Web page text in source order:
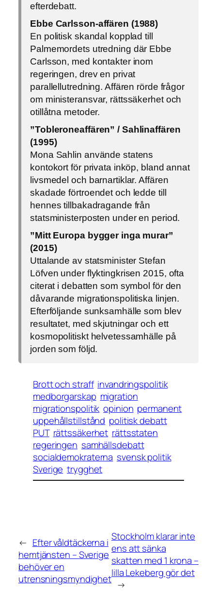
efterdebatt.
Ebbe Carlsson-affären (1988)
En politisk skandal kopplad till
Palmemordets utredning där Ebbe
Carlsson, med kontakter inom
regeringen, drev en privat
parallellutredning. Affären rörde frågor
om ministeransvar, rättssäkerhet och
otillåtna metoder.
”Tobleroneaffären” / Sahlinaffären
(1995)
Mona Sahlin använde statens
kontokort för privata inköp, bland annat
livsmedel och barnartiklar. Affären
skadade förtroendet och ledde till
hennes tillbakadragande från
statsministerposten under en period.
”Mitt Europa bygger inga murar”
(2015)
Uttalande av statsminister Stefan
Löfven under flyktingkrisen 2015, ofta
citerat i debatten som symbol för den
dåvarande migrationspolitiska linjen.
Efterföljande sunk­samhälle som blev
resultatet, med skjutningar och ett
kosmopolitiskt helvetessamhälle på
jorden som följd.
Brott och straff invandringspolitik
medborgarskap migration
migrationspolitik opinion permanent
uppehållstillstånd politisk debatt
PUT rättssäkerhet rättsstaten
regeringen samhällsdebatt
socialdemokraterna svensk politik
Sverige trygghet
← Efter våldtäckerna i
hemtjänsten – Sverige
behöver en
utrensningsmyndighet
Stockholm klarar inte
ens att sänka
skatten med 1 krona –
lilla Lekeberg gör det
→